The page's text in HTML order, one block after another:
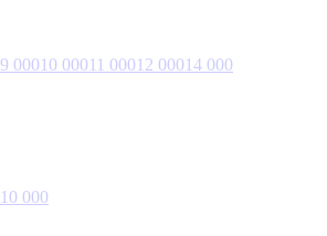
9 00010 00011 00012 00014 000
10 000